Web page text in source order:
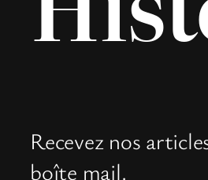
Recevez nos
boîte mail.